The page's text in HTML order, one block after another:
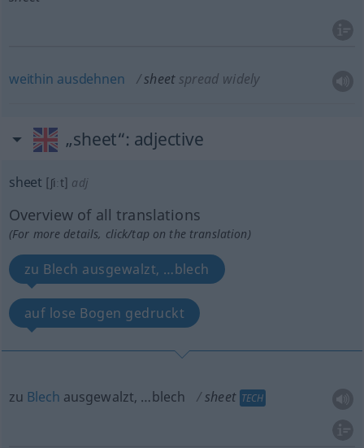
weithin ausdehnen sheet spread widely
„sheet“: adjective
sheet [ʃiːt] adj
Overview of all translations
(For more details, click/tap on the translation)
zu Blech ausgewalzt, …blech
auf lose Bogen gedruckt
zu Blech ausgewalzt, …blech sheet TECH